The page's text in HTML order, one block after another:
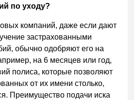
по уходу?
компаний, даже если дают
застрахованными
обычно одобряют его на
на 6 месяцев или год,
полиса, которые позволяют
от их имени столько,
Преимущество подачи иска